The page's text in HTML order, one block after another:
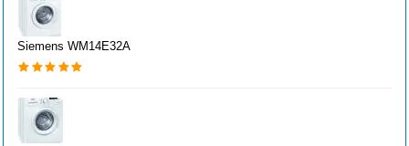
Siemens WM14E32A